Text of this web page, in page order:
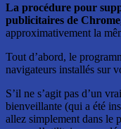
La procédure pour
publicitaires de
approximativement la
Tout d’abord, le
navigateurs installés sur
S’il ne s’agit pas d’un
bienveillante (qui a été
allez simplement dans le